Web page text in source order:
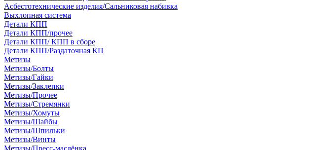
Асбестотехнические изделия/Сальниковая набивка
Выхлопная система
Детали КПП
Детали КПП/прочее
Детали КПП/ КПП в сборе
Детали КПП/Раздаточная КП
Метизы
Метизы/Болты
Метизы/Гайки
Метизы/Заклепки
Метизы/Прочее
Метизы/Стремянки
Метизы/Хомуты
Метизы/Шайбы
Метизы/Шпильки
Метизы/Винты
Метизы/Пресс-маслёнка